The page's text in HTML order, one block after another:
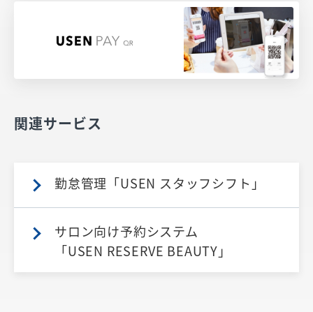
関連サービス
勤怠管理「USEN スタッフシフト」
サロン向け予約システム
「USEN RESERVE BEAUTY」